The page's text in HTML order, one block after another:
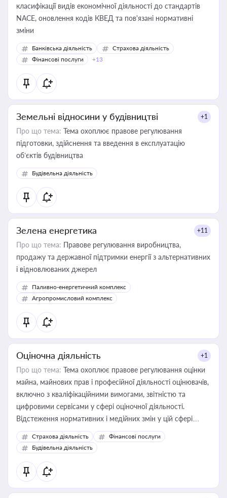
класифікації видів економічної діяльності до стандартів
NACE, оновлення кодів КВЕД та пов'язані нормативні
зміни
Банківська діяльність
Страхова діяльність
Фінансові послуги
+13
Земельні відносини у будівництві +1
Про що тема: Тема охоплює правове регулювання
підготовки, здійснення та введення в експлуатацію
об’єктів будівництва
Будівельна діяльність
Зелена енергетика +11
Про що тема: Правове регулювання виробництва,
продажу та державної підтримки енергії з альтернативних
і відновлюваних джерел
Паливно-енергетичний комплекс
Агропромисловий комплекс
Оціночна діяльність +1
Про що тема: Тема охоплює правове регулювання оцінки
майна, майнових прав і професійної діяльності оцінювачів,
включно з кваліфікаційними вимогами, звітністю та
цифровими сервісами у сфері оціночної діяльності.
Відстеження нормативних і медійних змін у цій сфері
корисне для власника бізнесу, керівника, юриста або
бухгалтера під час оподаткування, приватизації, оренди
державного майна, корпоративних угод і перевірки
статусу суб'єктів оціночної діяльності
Страхова діяльність
Фінансові послуги
Будівельна діяльність